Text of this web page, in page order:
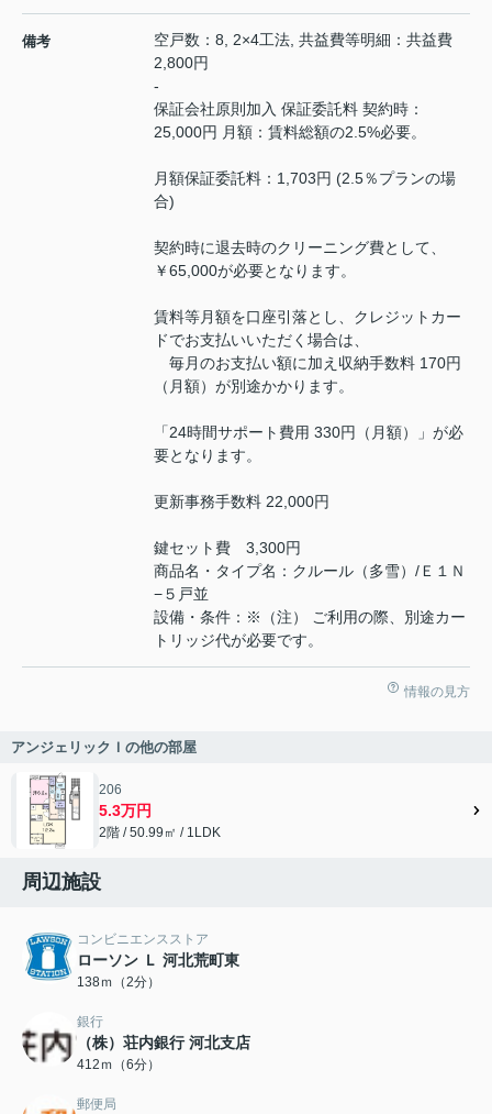
備考
空戸数：8, 2×4工法, 共益費等明細：共益費
2,800円
-
保証会社原則加入 保証委託料 契約時：
25,000円 月額：賃料総額の2.5%必要。
月額保証委託料：1,703円 (2.5％プランの場
合)
契約時に退去時のクリーニング費として、
￥65,000が必要となります。
賃料等月額を口座引落とし、クレジットカー
ドでお支払いいただく場合は、
毎月のお支払い額に加え収納手数料 170円
（月額）が別途かかります。
「24時間サポート費用 330円（月額）」が必
要となります。
更新事務手数料 22,000円
鍵セット費 3,300円
商品名・タイプ名：クルール（多雪）/Ｅ１Ｎ
−５戸並
設備・条件：※（注） ご利用の際、別途カー
トリッジ代が必要です。
情報の見方
アンジェリックＩの他の部屋
206
5.3万円
2階 / 50.99㎡ / 1LDK
周辺施設
コンビニエンスストア
ローソン Ｌ 河北荒町東
138ｍ（2分）
銀行
（株）荘内銀行 河北支店
412ｍ（6分）
郵便局